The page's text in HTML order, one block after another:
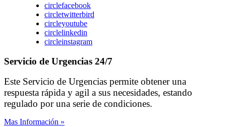
circlefacebook
circletwitterbird
circleyoutube
circlelinkedin
circleinstagram
Servicio de Urgencias 24/7
Este Servicio de Urgencias permite obtener una
respuesta rápida y agil a sus necesidades, estando
regulado por una serie de condiciones.
Mas Información »